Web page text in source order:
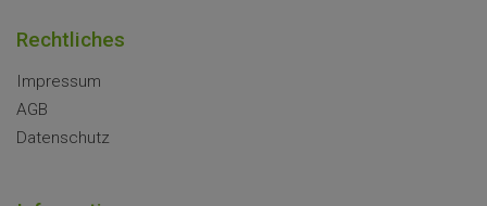
Rechtliches
Impressum
AGB
Datenschutz